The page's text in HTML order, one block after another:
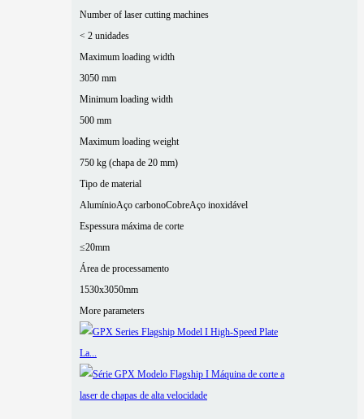
Number of laser cutting machines
< 2 unidades
Maximum loading width
3050 mm
Minimum loading width
500 mm
Maximum loading weight
750 kg (chapa de 20 mm)
Tipo de material
AlumínioAço carbonoCobreAço inoxidável
Espessura máxima de corte
≤20mm
Área de processamento
1530x3050mm
More parameters